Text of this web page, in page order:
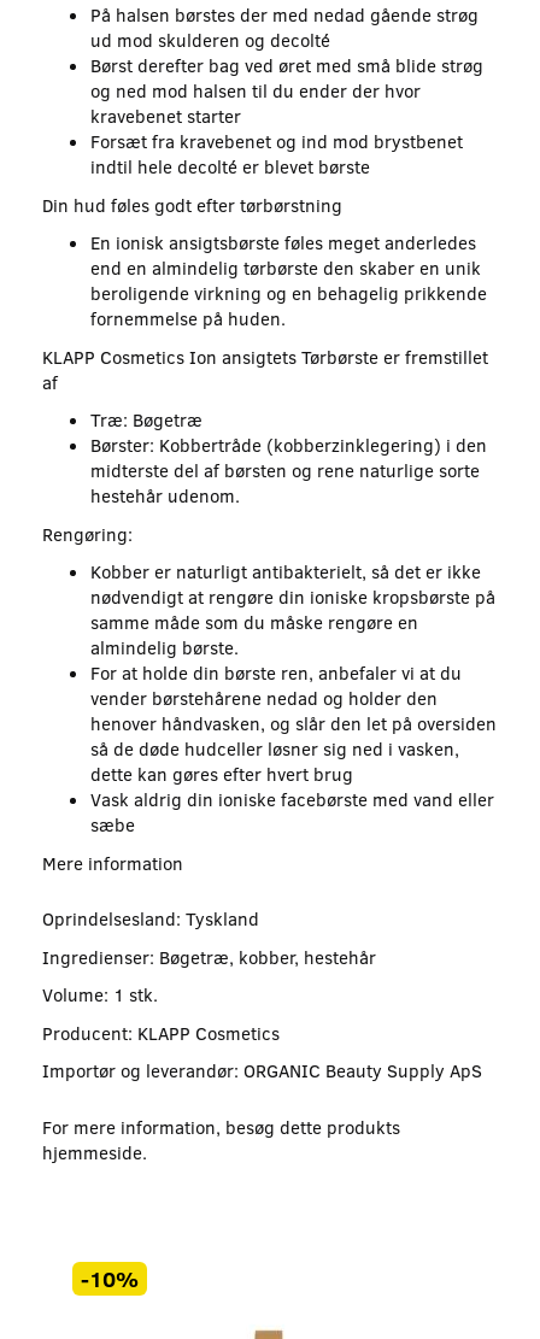
På halsen børstes der med nedad gående strøg
ud mod skulderen og decolté
Børst derefter bag ved øret med små blide strøg
og ned mod halsen til du ender der hvor
kravebenet starter
Forsæt fra kravebenet og ind mod brystbenet
indtil hele decolté er blevet børste
Din hud føles godt efter tørbørstning
En ionisk ansigtsbørste føles meget anderledes
end en almindelig tørbørste den skaber en unik
beroligende virkning og en behagelig prikkende
fornemmelse på huden.
KLAPP Cosmetics Ion ansigtets Tørbørste er fremstillet
af
Træ: Bøgetræ
Børster: Kobbertråde (kobberzinklegering) i den
midterste del af børsten og rene naturlige sorte
hestehår udenom.
Rengøring:
Kobber er naturligt antibakterielt, så det er ikke
nødvendigt at rengøre din ioniske kropsbørste på
samme måde som du måske rengøre en
almindelig børste.
For at holde din børste ren, anbefaler vi at du
vender børstehårene nedad og holder den
henover håndvasken, og slår den let på oversiden
så de døde hudceller løsner sig ned i vasken,
dette kan gøres efter hvert brug
Vask aldrig din ioniske facebørste med vand eller
sæbe
Mere information
Oprindelsesland: Tyskland
Ingredienser: Bøgetræ, kobber, hestehår
Volume: 1 stk.
Producent: KLAPP Cosmetics
Importør og leverandør: ORGANIC Beauty Supply ApS
For mere information, besøg dette produkts
hjemmeside.
-10%